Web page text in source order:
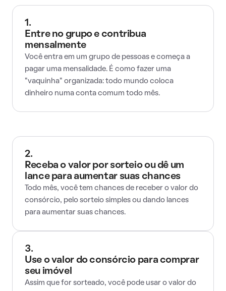
1.
Entre no grupo e contribua
mensalmente
Você entra em um grupo de pessoas e começa a
pagar uma mensalidade. É como fazer uma
"vaquinha" organizada: todo mundo coloca
dinheiro numa conta comum todo mês.
2.
Receba o valor por sorteio ou dê um
lance para aumentar suas chances
Todo mês, você tem chances de receber o valor do
consórcio, pelo sorteio simples ou dando lances
para aumentar suas chances.
3.
Use o valor do consórcio para comprar
seu imóvel
Assim que for sorteado, você pode usar o valor do